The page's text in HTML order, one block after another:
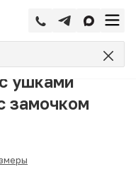
Короб
ушками
замочком